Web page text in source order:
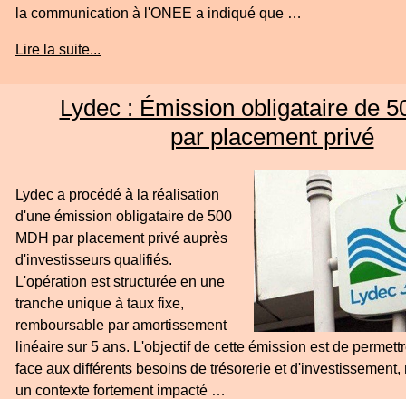
la communication à l'ONEE a indiqué que …
Lire la suite...
Lydec : Émission obligataire de
par placement privé
Lydec a procédé à la réalisation
d'une émission obligataire de 500
MDH par placement privé auprès
d'investisseurs qualifiés.
L'opération est structurée en une
tranche unique à taux fixe,
remboursable par amortissement
linéaire sur 5 ans. L'objectif de cette émission est de
face aux différents besoins de trésorerie et d'investissement,
un contexte fortement impacté …